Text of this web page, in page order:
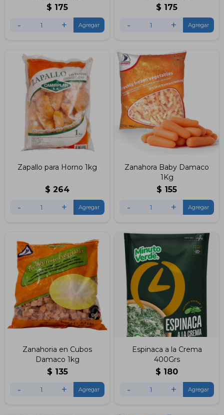
$ 175
- +
$ 175
- +
Zapallo para Horno 1kg
$ 264
- +
Zanahora Baby Damaco
1Kg
$ 155
- +
Zanahoria en Cubos
Damaco 1kg
$ 135
- +
Espinaca a la Crema
400Grs
$ 180
- +